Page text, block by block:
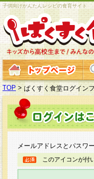
子供向けかんたんレシピの食育サイト
TOP > ぱくすく食堂ログイン
メールアドレスとパスワ
このアイコンが付